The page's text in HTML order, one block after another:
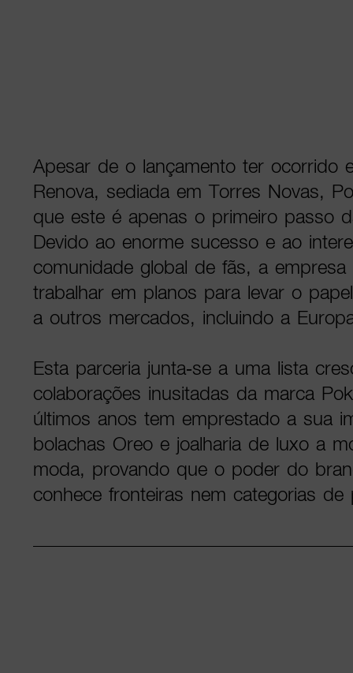
Apesar de o lançamento ter ocorrido
Renova, sediada em Torres Novas,
que este é apenas o primeiro passo
Devido ao enorme sucesso e ao
comunidade global de fãs, a empresa
trabalhar em planos para levar o
a outros mercados, incluindo a
Esta parceria junta-se a uma lista
colaborações inusitadas da marca
últimos anos tem emprestado a sua
bolachas Oreo e joalharia de luxo a
moda, provando que o poder do
conhece fronteiras nem categorias de